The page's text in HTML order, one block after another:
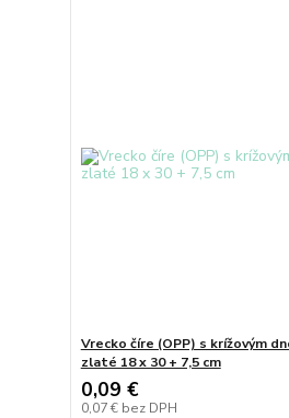
Vrecko číre (OPP) s krížovým
zlaté 18 x 30 + 7,5 cm
0,09 €
0,07 € bez DPH